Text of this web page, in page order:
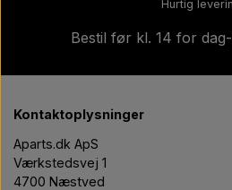
Hurtig
Bestil før kl. 14 for
Kontaktoplysninger
Aparts.dk ApS
Værkstedsvej 1
4700 Næstved